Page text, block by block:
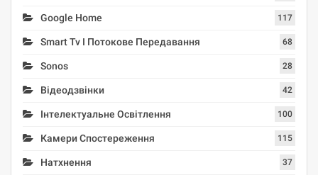
Google Home 117
Smart Tv І Потокове Передавання 68
Sonos 28
Відеодзвінки 42
Інтелектуальне Освітлення 100
Камери Спостереження 115
Натхнення 37